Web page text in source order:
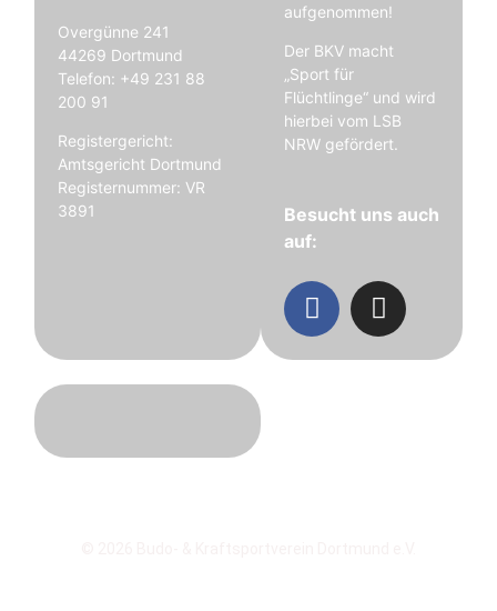
Overgünne 241
44269 Dortmund
Telefon: +49 231 88
200 91
Registergericht:
Amtsgericht Dortmund
Registernummer: VR
3891
aufgenommen!
Der BKV macht
„Sport für
Flüchtlinge“ und wird
hierbei vom LSB
NRW gefördert.
Besucht uns auch
auf: